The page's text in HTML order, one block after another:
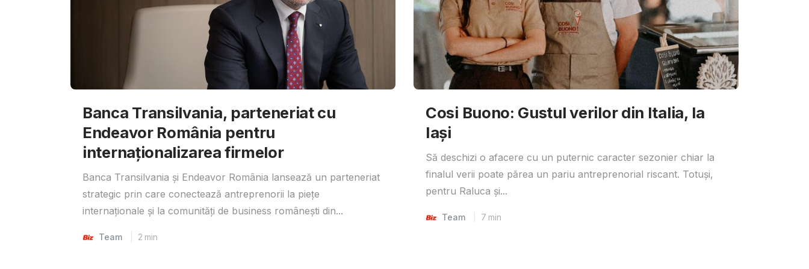
Banca Transilvania, parteneriat cu
Endeavor România pentru
internaționalizarea firmelor
Banca Transilvania și Endeavor România lansează un parteneriat
strategic prin care conectează antreprenorii la piețe
internaționale și la comunități de business românești din...
Team 2 min
Cosi Buono: Gustul verilor din Italia, la
Iași
Să deschizi o afacere cu un puternic caracter sezonier chiar la
finalul verii poate părea un pariu antreprenorial riscant. Totuși,
pentru Raluca și...
Team 7 min